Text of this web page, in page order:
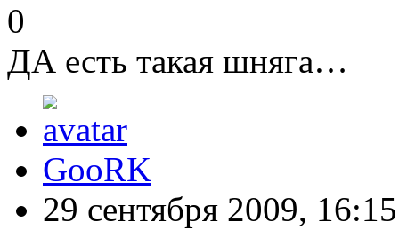
0
ДА есть такая шняга…
GooRK
29 сентября 2009, 16:15